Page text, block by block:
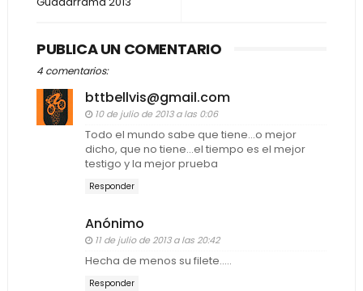
PUBLICA UN COMENTARIO
4 comentarios:
bttbellvis@gmail.com
10 de julio de 2013 a las 0:06
Todo el mundo sabe que tiene...o mejor
dicho, que no tiene...el tiempo es el mejor
testigo y la mejor prueba
Responder
Anónimo
11 de julio de 2013 a las 20:42
Hecha de menos su filete.....
Responder